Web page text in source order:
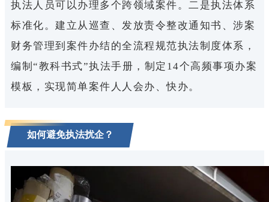
执法人员可以办理多个跨领域案件。二是执法体系
标准化。建立从巡查、发放责令整改通知书、涉案
财务管理到案件办结的全流程规范执法制度体系，
编制“教科书式”执法手册，制定14个高频事项办案
模板，实现简单案件人人会办、快办。
如何避免执法扰企？